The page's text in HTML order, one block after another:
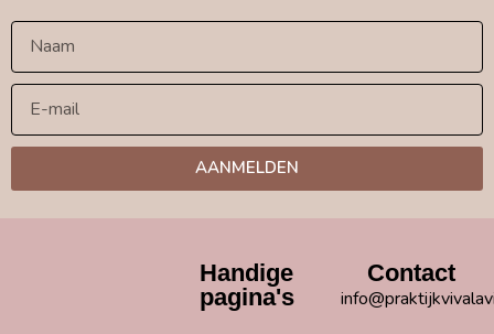
AANMELDEN
Handige
pagina's
Contact